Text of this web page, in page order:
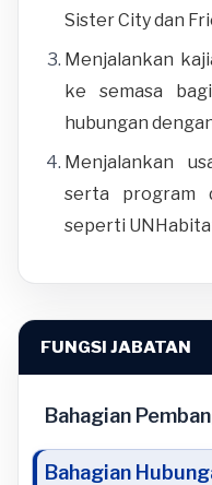
FUNGSI JABATAN
Bahagian
Bahagian
Sister City dan
Menjalankan
ke semasa
hubungan
Menjalankan
serta program
seperti